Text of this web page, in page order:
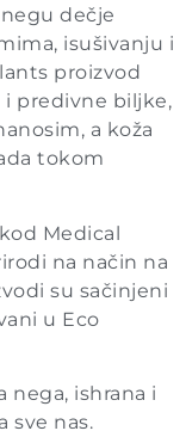
dečje
isušivanju i
proizvod
i predivne biljke,
a koža
tokom
Medical
na način na
su sačinjeni
u Eco
nega, ishrana i
sve nas.